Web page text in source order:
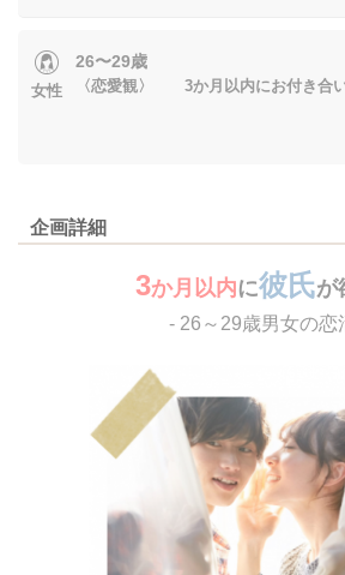
女性
26〜29歳
〈恋愛観〉 3か月以内にお付き合
企画詳細
3か月以内に彼氏が
- 26～29歳男女の恋